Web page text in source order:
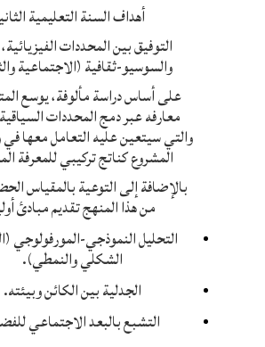
أهداف السنة التعليمية
التوفيق بين المحددات
والسوسيو-ثقافية (الاجتماعية
على أساس دراسة مألوفة، يوسع
معارفه عبر دمج المحددات
والتي سيتعين عليه التعامل معها
المشروع كناتج تركيبي للمعرفة
بالإضافة إلى التوعية بالمقياس
من هذا المنهج تقديم مبادئ
التحليل النموذجي-المورفولوجي
الشكلي والنمطي).
الجدلية بين الكائن وبيئته.
التشبع بالبعد الاجتماعي